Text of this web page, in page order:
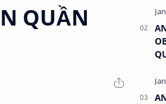
QUẦN